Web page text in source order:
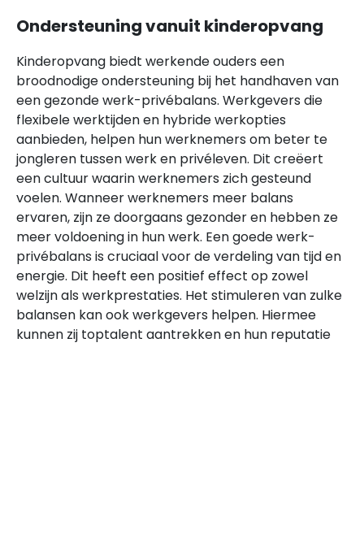
Ondersteuning vanuit kinderopvang
Kinderopvang biedt werkende ouders een
broodnodige ondersteuning bij het handhaven van
een gezonde werk-privébalans. Werkgevers die
flexibele werktijden en hybride werkopties
aanbieden, helpen hun werknemers om beter te
jongleren tussen werk en privéleven. Dit creëert
een cultuur waarin werknemers zich gesteund
voelen. Wanneer werknemers meer balans
ervaren, zijn ze doorgaans gezonder en hebben ze
meer voldoening in hun werk. Een goede werk-
privébalans is cruciaal voor de verdeling van tijd en
energie. Dit heeft een positief effect op zowel
welzijn als werkprestaties. Het stimuleren van zulke
balansen kan ook werkgevers helpen. Hiermee
kunnen zij toptalent aantrekken en hun reputatie